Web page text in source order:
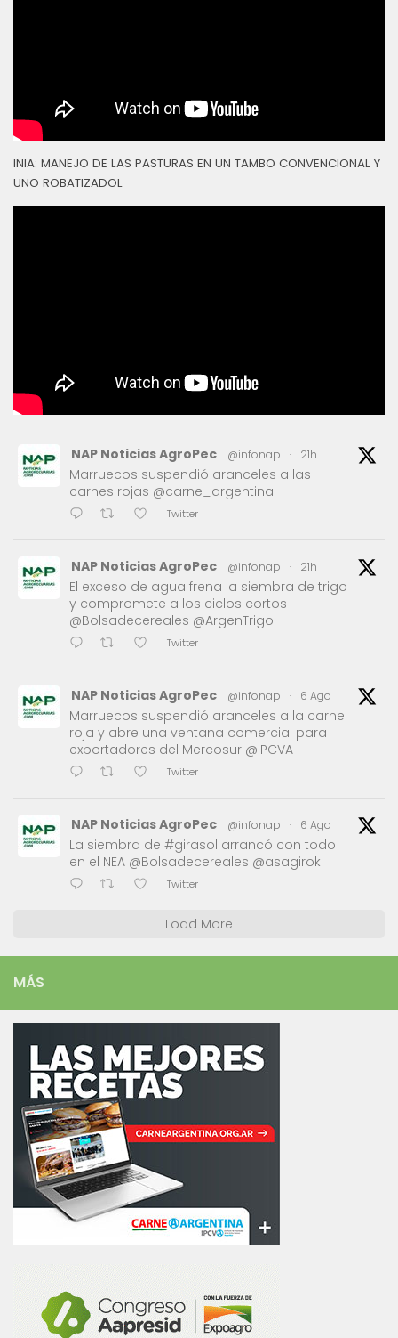
INIA: MANEJO DE LAS PASTURAS EN UN TAMBO CONVENCIONAL Y
UNO ROBATIZADOL
NAP Noticias AgroPec @infonap · 21h
Marruecos suspendió aranceles a las
carnes rojas @carne_argentina
Twitter
NAP Noticias AgroPec @infonap · 21h
El exceso de agua frena la siembra de trigo
y compromete a los ciclos cortos
@Bolsadecereales @ArgenTrigo
Twitter
NAP Noticias AgroPec @infonap · 6 Ago
Marruecos suspendió aranceles a la carne
roja y abre una ventana comercial para
exportadores del Mercosur @IPCVA
Twitter
NAP Noticias AgroPec @infonap · 6 Ago
La siembra de #girasol arrancó con todo
en el NEA @Bolsadecereales @asagirok
Twitter
Load More
MÁS